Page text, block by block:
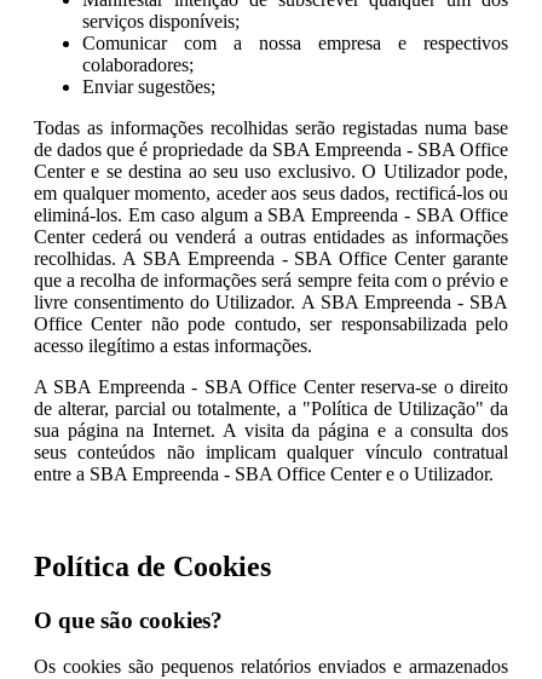
serviços disponíveis;
Comunicar com a nossa empresa e respectivos
colaboradores;
Enviar sugestões;
Todas as informações recolhidas serão registadas numa base
de dados que é propriedade da SBA Empreenda - SBA Office
Center e se destina ao seu uso exclusivo. O Utilizador pode,
em qualquer momento, aceder aos seus dados, rectificá-los ou
eliminá-los. Em caso algum a SBA Empreenda - SBA Office
Center cederá ou venderá a outras entidades as informações
recolhidas. A SBA Empreenda - SBA Office Center garante
que a recolha de informações será sempre feita com o prévio e
livre consentimento do Utilizador. A SBA Empreenda - SBA
Office Center não pode contudo, ser responsabilizada pelo
acesso ilegítimo a estas informações.
A SBA Empreenda - SBA Office Center reserva-se o direito
de alterar, parcial ou totalmente, a "Política de Utilização" da
sua página na Internet. A visita da página e a consulta dos
seus conteúdos não implicam qualquer vínculo contratual
entre a SBA Empreenda - SBA Office Center e o Utilizador.
Política de Cookies
O que são cookies?
Os cookies são pequenos relatórios enviados e armazenados